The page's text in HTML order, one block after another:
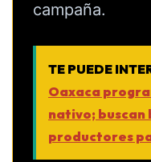
campaña.
TE PUEDE
Oaxaca
nativo;
productores